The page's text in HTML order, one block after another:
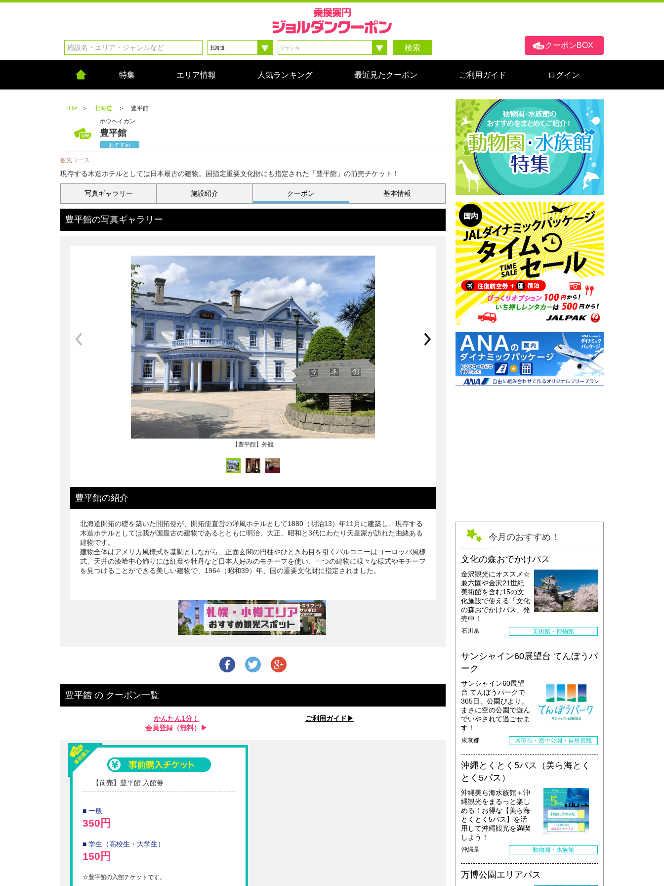
クーポンBOX
検索
特集 エリア情報 人気ランキング 最近見たクーポン ご利用ガイド ログイン
TOP ＞ 北海道 ＞
豊平館
ホウヘイカン
豊平館
おすすめ
観光コース
現存する木造ホテルとしては日本最古の建物。国指定重要文化財にも指定された「豊平館」の前売チケット！
写真ギャラリー 施設紹介 クーポン 基本情報
豊平館の写真ギャラリー
【2F梅】家具も当時の資料を基に再現したものを配置しています。
豊平館の紹介
北海道開拓の礎を築いた開拓使が、開拓使直営の洋風ホテルとして1880（明治13）年11月に建築し、現存する
木造ホテルとしては我が国最古の建物であるとともに明治、大正、昭和と3代にわたり天皇家が訪れた由緒ある
建物です。
建物全体はアメリカ風様式を基調としながら、正面玄関の円柱やひときわ目を引くバルコニーはヨーロッパ風様
式、天井の漆喰中心飾りには紅葉や牡丹など日本人好みのモチーフを使い、一つの建物に様々な様式やモチーフ
を見つけることができる美しい建物で、1964（昭和39）年、国の重要文化財に指定されました。
豊平館 の クーポン一覧
かんたん1分！
会員登録（無料）▶︎
ご利用ガイド▶︎
【前売】豊平館 入館券
■ 一般
350円
■ 学生（高校生・大学生）
150円
☆豊平館の入館チケットです。
今月のおすすめ！
文化の森おでかけパス
金沢観光にオススメ☆
兼六園や金沢21世紀
美術館を含む15の文
化施設で使える「文化
の森おでかけパス」発
売中！
石川県 美術館・博物館
サンシャイン60展望台 てんぼうパ
ーク
サンシャイン60展望
台 てんぼうパークで
365日、公園びより。
まさに空の公園で遊ん
でいやされて過ごせま
す！
東京都 展望台・海中公園・自然景観
沖縄とくとく5パス（美ら海とく
とく5パス）
沖縄美ら海水族館＋沖
縄観光をまるっと楽し
める！お得な【美ら海
とくとく5パス】を活
用して沖縄観光を満喫
しよう！
沖縄県 動物園・水族館
万博公園エリアパス